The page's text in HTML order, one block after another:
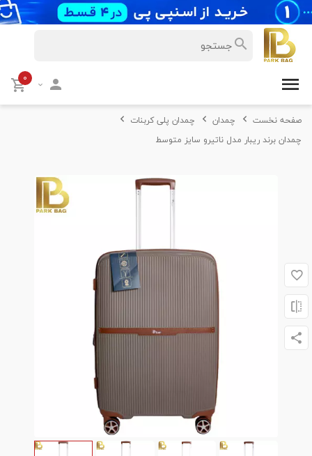
۰
صفحه نخست چمدان
چمدان پلی کربنات
چمدان برند ریبار مدل ناتیرو سایز متوسط